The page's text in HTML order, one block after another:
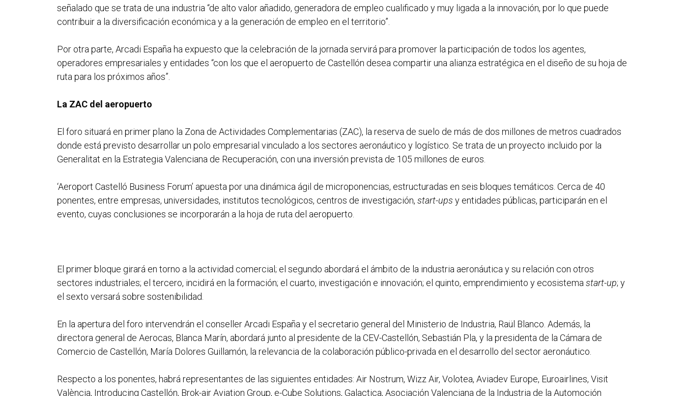
señalado que se trata de una industria “de alto valor añadido, generadora de empleo cualificado y muy ligada a la innovación, por lo que puede
contribuir a la diversificación económica y a la generación de empleo en el territorio”.
Por otra parte, Arcadi España ha expuesto que la celebración de la jornada servirá para promover la participación de todos los agentes,
operadores empresariales y entidades “con los que el aeropuerto de Castellón desea compartir una alianza estratégica en el diseño de su hoja de
ruta para los próximos años”.
La ZAC del aeropuerto
El foro situará en primer plano la Zona de Actividades Complementarias (ZAC), la reserva de suelo de más de dos millones de metros cuadrados
donde está previsto desarrollar un polo empresarial vinculado a los sectores aeronáutico y logístico. Se trata de un proyecto incluido por la
Generalitat en la Estrategia Valenciana de Recuperación, con una inversión prevista de 105 millones de euros.
‘Aeroport Castelló Business Forum’ apuesta por una dinámica ágil de microponencias, estructuradas en seis bloques temáticos. Cerca de 40
ponentes, entre empresas, universidades, institutos tecnológicos, centros de investigación, start-ups y entidades públicas, participarán en el
evento, cuyas conclusiones se incorporarán a la hoja de ruta del aeropuerto.
El primer bloque girará en torno a la actividad comercial; el segundo abordará el ámbito de la industria aeronáutica y su relación con otros
sectores industriales; el tercero, incidirá en la formación; el cuarto, investigación e innovación; el quinto, emprendimiento y ecosistema start-up; y
el sexto versará sobre sostenibilidad.
En la apertura del foro intervendrán el conseller Arcadi España y el secretario general del Ministerio de Industria, Raül Blanco. Además, la
directora general de Aerocas, Blanca Marín, abordará junto al presidente de la CEV-Castellón, Sebastián Pla, y la presidenta de la Cámara de
Comercio de Castellón, María Dolores Guillamón, la relevancia de la colaboración público-privada en el desarrollo del sector aeronáutico.
Respecto a los ponentes, habrá representantes de las siguientes entidades: Air Nostrum, Wizz Air, Volotea, Aviadev Europe, Euroairlines, Visit
València, Introducing Castellón, Brok-air Aviation Group, e-Cube Solutions, Galactica, Asociación Valenciana de la Industria de la Automoción